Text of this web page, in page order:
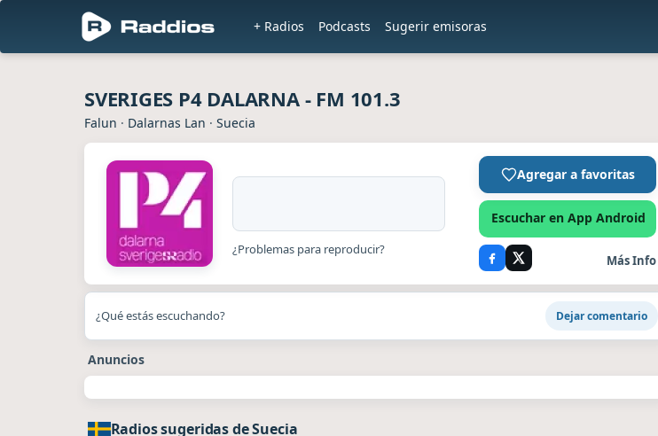
+ Radios Podcasts Sugerir emisoras
SVERIGES P4 DALARNA - FM 101.3
Falun · Dalarnas Lan · Suecia
¿Problemas para reproducir?
Agregar a favoritas
Escuchar en App Android
Más Info
¿Qué estás escuchando? Dejar comentario
Anuncios
Radios sugeridas de Suecia